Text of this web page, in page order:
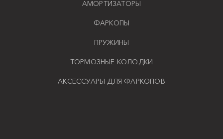
АМОРТИЗАТОРЫ
ФАРКОПЫ
ПРУЖИНЫ
ТОРМОЗНЫЕ КОЛОДКИ
АКСЕССУАРЫ ДЛЯ ФАРКОПОВ